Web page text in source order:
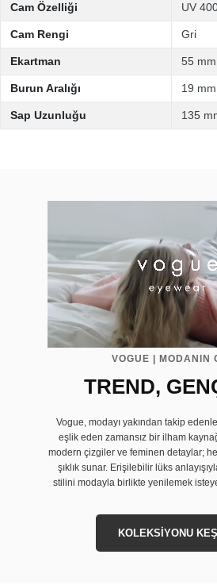
Cam Özelliği UV
Cam Rengi Gri
Ekartman 55 mm
Burun Aralığı 19 mm
Sap Uzunluğu 135
VOGUE | MODANIN
TREND,
Vogue, modayı yakından takip
eşlik eden zamansız bir ilham
modern çizgiler ve feminen detaylar;
şıklık sunar. Erişilebilir lüks
stilini modayla birlikte yenilemek
KOLEKSİYONU